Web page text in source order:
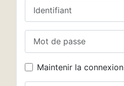
Maintenir la connexion